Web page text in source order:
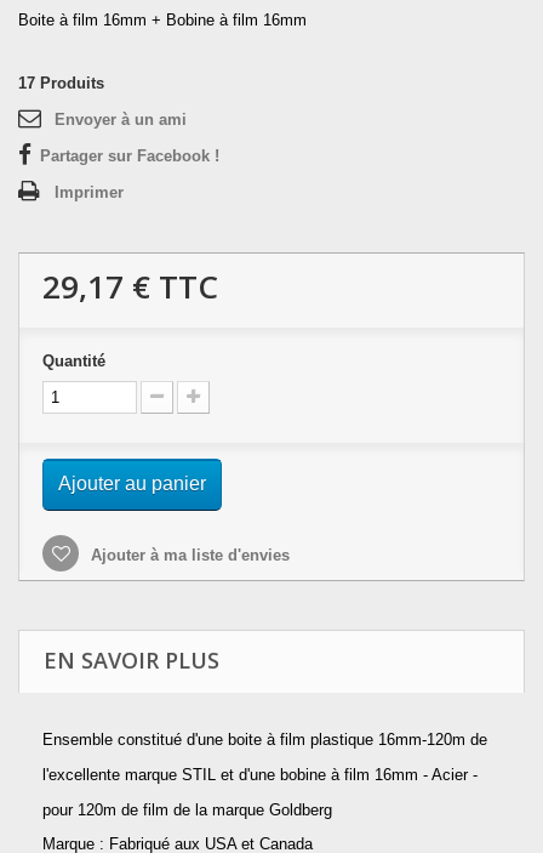
Boite à film 16mm + Bobine à film 16mm
17 Produits
Envoyer à un ami
Partager sur Facebook !
Imprimer
29,17 € TTC
Quantité
Ajouter au panier
Ajouter à ma liste d'envies
EN SAVOIR PLUS
Ensemble constitué d'une boite à film plastique 16mm-120m de
l'excellente marque STIL et d'une bobine à film 16mm - Acier -
pour 120m de film de la marque Goldberg
Marque : Fabriqué aux USA et Canada